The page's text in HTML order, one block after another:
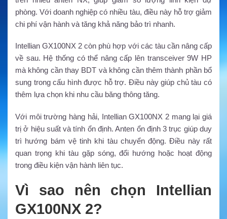
phòng. Với doanh nghiệp có nhiều tàu, điều này hỗ trợ giảm
chi phí vận hành và tăng khả năng bảo trì nhanh.
Intellian GX100NX 2 còn phù hợp với các tàu cần nâng cấp
về sau. Hệ thống có thể nâng cấp lên transceiver 9W HP
mà không cần thay BDT và không cần thêm thành phần bổ
sung trong cấu hình được hỗ trợ. Điều này giúp chủ tàu có
thêm lựa chọn khi nhu cầu băng thông tăng.
Với môi trường hàng hải, Intellian GX100NX 2 mang lại giá
trị ở hiệu suất và tính ổn định. Anten ổn định 3 trục giúp duy
trì hướng bám vệ tinh khi tàu chuyển động. Điều này rất
quan trọng khi tàu gặp sóng, đổi hướng hoặc hoạt động
trong điều kiện vận hành liên tục.
Vì sao nên chọn Intellian
GX100NX 2?